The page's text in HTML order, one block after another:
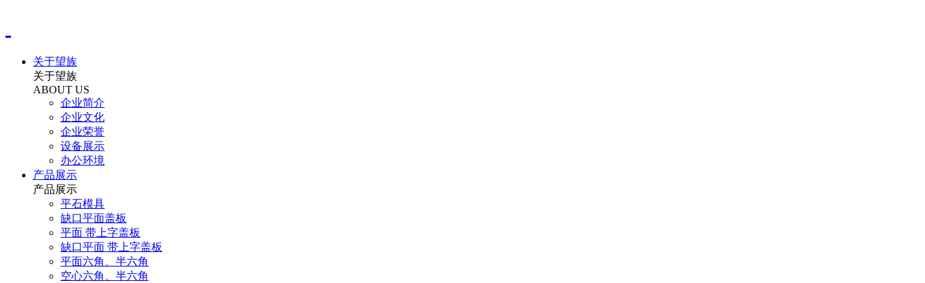
关于望族
关于望族
ABOUT US
企业简介
企业文化
企业荣誉
设备展示
办公环境
产品展示
产品展示
平石模具
缺口平面盖板
平面 带上字盖板
缺口平面 带上字盖板
平面六角、半六角
空心六角、半六角